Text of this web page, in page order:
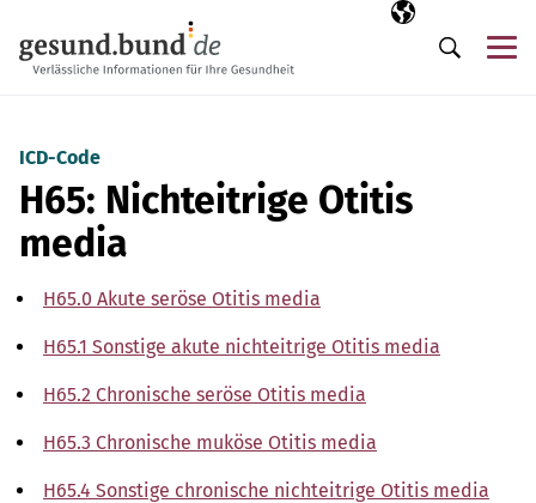
Ausgewählte
DE
Suche
ICD-Code
H65: Nichteitrige Otitis
media
H65.0 Akute seröse Otitis media
H65.1 Sonstige akute nichteitrige Otitis media
H65.2 Chronische seröse Otitis media
H65.3 Chronische muköse Otitis media
H65.4 Sonstige chronische nichteitrige Otitis media